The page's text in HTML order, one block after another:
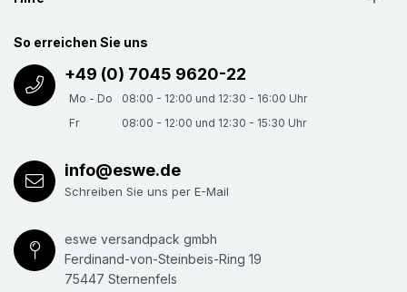
So erreichen Sie uns
+49 (0) 7045 9620-22
Mo - Do
08:00 - 12:00 und 12:30 - 16:00 Uhr
Fr
08:00 - 12:00 und 12:30 - 15:30 Uhr
info@eswe.de
Schreiben Sie uns per E-Mail
eswe versandpack gmbh
Ferdinand-von-Steinbeis-Ring 19
75447 Sternenfels